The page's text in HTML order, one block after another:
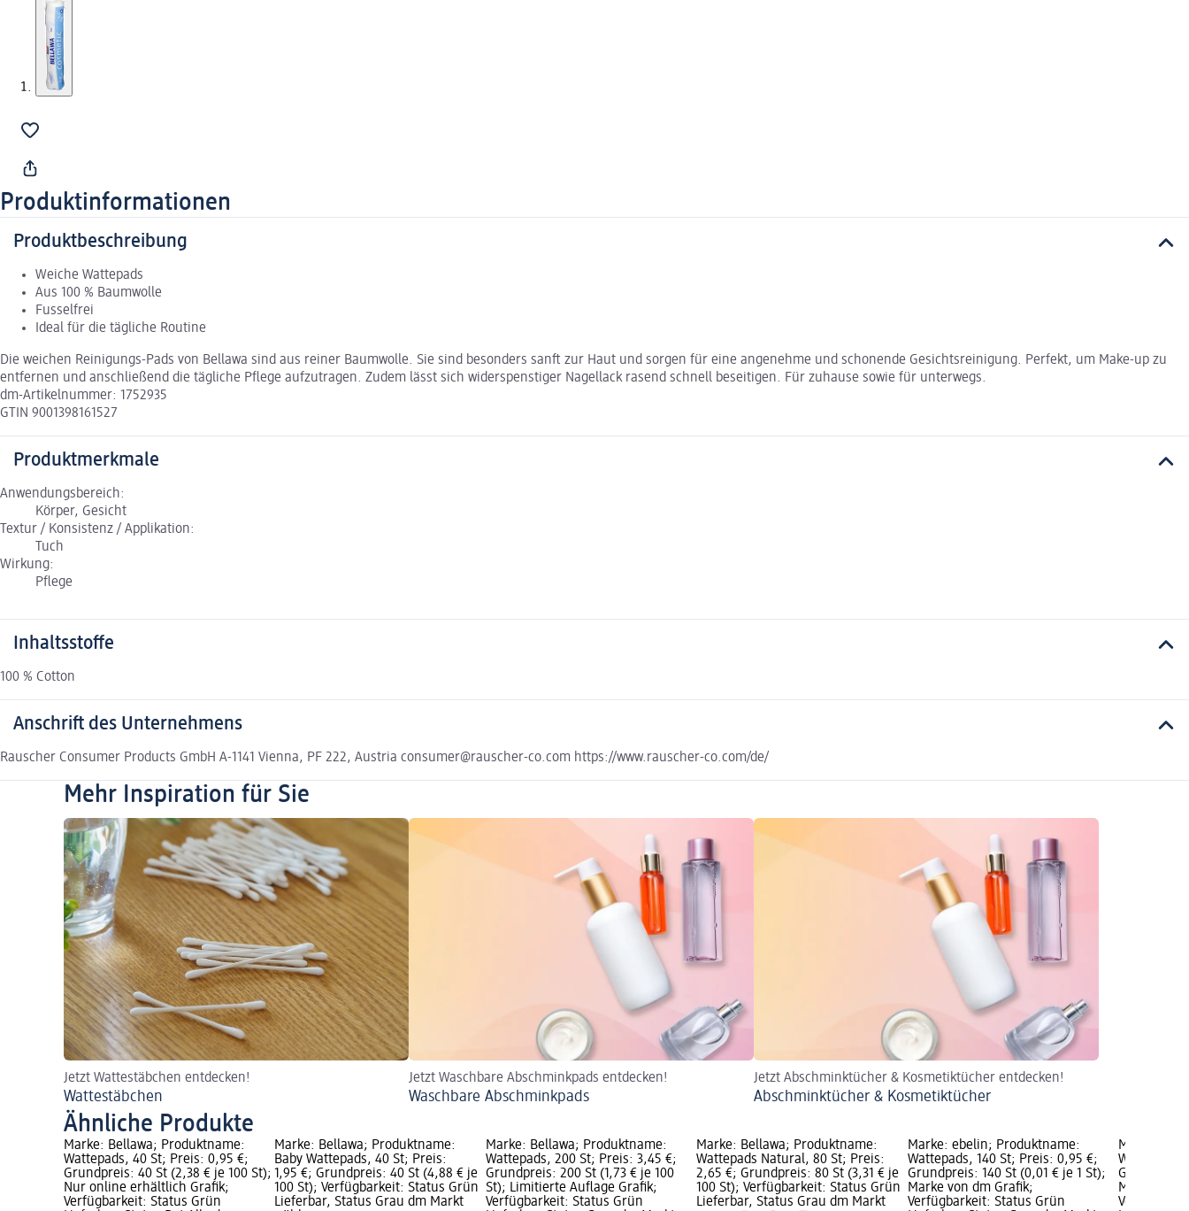
Produktinformationen
Produktbeschreibung
Weiche Wattepads
Aus 100 % Baumwolle
Fusselfrei
Ideal für die tägliche Routine
Die weichen Reinigungs-Pads von Bellawa sind aus reiner Baumwolle. Sie sind besonders sanft zur Haut und sorgen für eine angenehme und schonende Gesichtsreinigung. Perfekt, um Make-up zu
entfernen und anschließend die tägliche Pflege aufzutragen. Zudem lässt sich widerspenstiger Nagellack rasend schnell beseitigen. Für zuhause sowie für unterwegs.
dm-Artikelnummer: 1752935
GTIN 9001398161527
Produktmerkmale
Anwendungsbereich:
Körper, Gesicht
Textur / Konsistenz / Applikation:
Tuch
Wirkung:
Pflege
Inhaltsstoffe
100 % Cotton
Anschrift des Unternehmens
Rauscher Consumer Products GmbH A-1141 Vienna, PF 222, Austria consumer@rauscher-co.com https://www.rauscher-co.com/de/
Mehr Inspiration für Sie
Jetzt Wattestäbchen entdecken!
Wattestäbchen
Jetzt Waschbare Abschminkpads entdecken!
Waschbare Abschminkpads
Jetzt Abschminktücher & Kosmetiktücher entdecken!
Abschminktücher & Kosmetiktücher
Ähnliche Produkte
Marke: Bellawa; Produktname:
Wattepads, 40 St; Preis: 0,95 €;
Grundpreis: 40 St (2,38 € je 100 St);
Nur online erhältlich Grafik;
Verfügbarkeit: Status Grün
Marke: Bellawa; Produktname:
Baby Wattepads, 40 St; Preis:
1,95 €; Grundpreis: 40 St (4,88 € je
100 St); Verfügbarkeit: Status Grün
Lieferbar, Status Grau dm Markt
Marke: Bellawa; Produktname:
Wattepads, 200 St; Preis: 3,45 €;
Grundpreis: 200 St (1,73 € je 100
St); Limitierte Auflage Grafik;
Verfügbarkeit: Status Grün
Marke: Bellawa; Produktname:
Wattepads Natural, 80 St; Preis:
2,65 €; Grundpreis: 80 St (3,31 € je
100 St); Verfügbarkeit: Status Grün
Lieferbar, Status Grau dm Markt
Marke: ebelin; Produktname:
Wattepads, 140 St; Preis: 0,95 €;
Grundpreis: 140 St (0,01 € je 1 St);
Marke von dm Grafik;
Verfügbarkeit: Status Grün
Marke:
Wattepads,
Marke von